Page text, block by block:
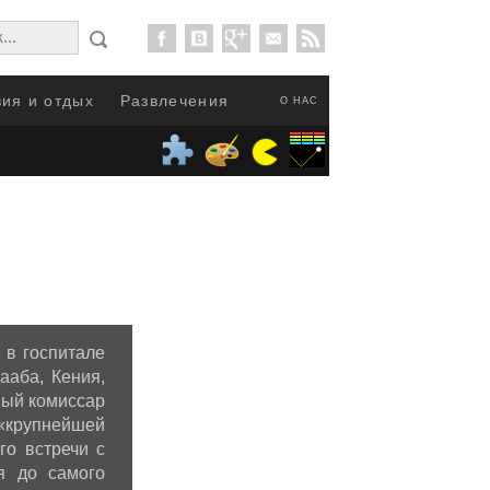
О НАС
и отдых Развлечения
госпитале
Кения,
комиссар
встречи с
до самого